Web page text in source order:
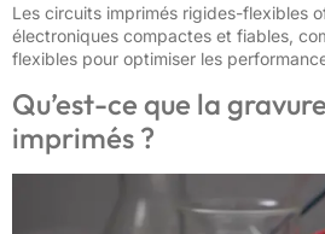
Les circuits imprimés rigides-flexibles
électroniques compactes et fiables,
flexibles pour optimiser les
Qu’est-ce que la
imprimés ?